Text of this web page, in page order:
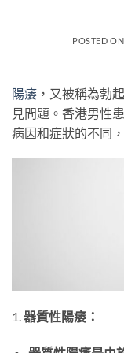
POSTED ON
陽痿 ，又被稱為勃
見問題。香港男性
病因和症狀的不同
1.器質性陽痿：